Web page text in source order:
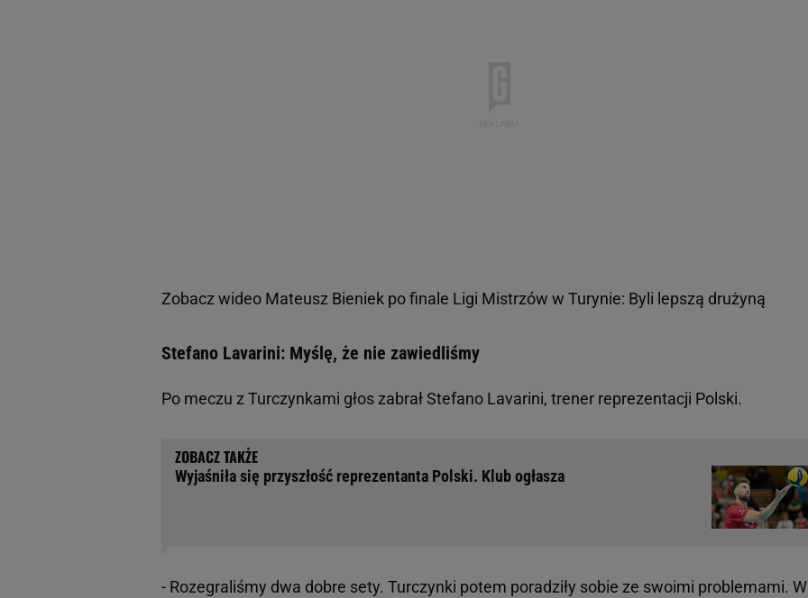
Zobacz wideo Mateusz Bieniek po finale Ligi Mistrzów w Turynie: Byli lepszą drużyną
Stefano Lavarini: Myślę, że nie zawiedliśmy
Po meczu z Turczynkami głos zabrał Stefano Lavarini, trener reprezentacji Polski.
Wyjaśniła się przyszłość reprezentanta Polski. Klub ogłasza
- Rozegraliśmy dwa dobre sety. Turczynki potem poradziły sobie ze swoimi problemami. W